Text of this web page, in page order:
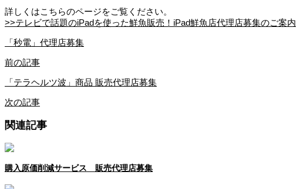
詳しくはこちらのページをご覧ください。
>>テレビで話題のiPadを使った鮮魚販売！iPad鮮魚店代理店募集のご案内
「秒電」代理店募集
前の記事
「テラヘルツ波」商品 販売代理店募集
次の記事
関連記事
購入原価削減サービス 販売代理店募集